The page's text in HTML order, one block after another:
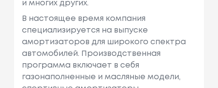
и многих других.
В настоящее время компания
специализируется на выпуске
амортизаторов для широкого спектра
автомобилей. Производственная
программа включает в себя
газонаполненные и масляные модели,